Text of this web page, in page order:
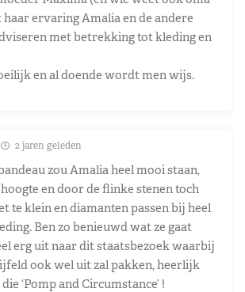
ervaring Amalia en de andere
met betrekking tot kleding en
en al doende wordt men wijs.
2 jaren geleden
zou Amalia heel mooi staan,
en door de flinke stenen toch
te klein en diamanten passen bij heel
Ben zo benieuwd wat ze gaat
erg uit naar dit staatsbezoek waarbij
ook wel uit zal pakken, heerlijk
‘Pomp and Circumstance’ !